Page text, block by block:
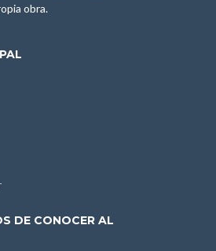
obra.
DE CONOCER AL